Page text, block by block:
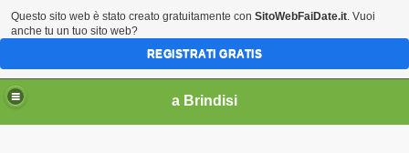
massimo pisani analogista pacommunication
a Brindisi
Questo sito web è stato creato gratuitamente con SitoWebFaiDate.it. Vuoi
anche tu un tuo sito web?
REGISTRATI GRATIS